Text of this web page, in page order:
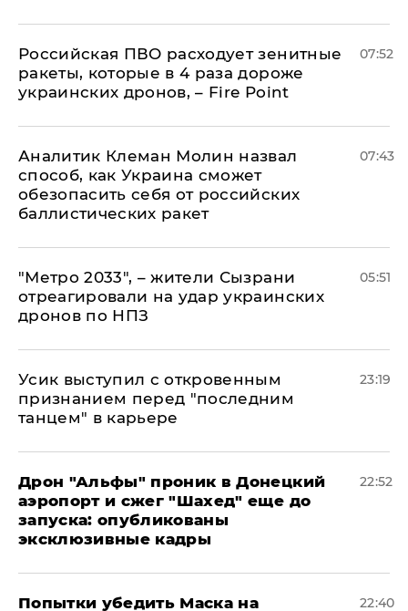
Российская ПВО расходует зенитные
ракеты, которые в 4 раза дороже
украинских дронов, – Fire Point
07:52
Аналитик Клеман Молин назвал
способ, как Украина сможет
обезопасить себя от российских
баллистических ракет
07:43
"Метро 2033", – жители Сызрани
отреагировали на удар украинских
дронов по НПЗ
05:51
Усик выступил с откровенным
признанием перед "последним
танцем" в карьере
23:19
Дрон "Альфы" проник в Донецкий
аэропорт и сжег "Шахед" еще до
запуска: опубликованы
эксклюзивные кадры
22:52
Попытки убедить Маска на 22:40